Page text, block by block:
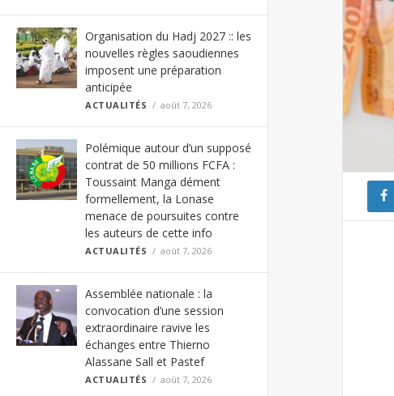
Organisation du Hadj 2027 :: les
nouvelles règles saoudiennes
imposent une préparation
anticipée
ACTUALITÉS août 7, 2026
Polémique autour d’un supposé
contrat de 50 millions FCFA :
Toussaint Manga dément
formellement, la Lonase
menace de poursuites contre
les auteurs de cette info
ACTUALITÉS août 7, 2026
Assemblée nationale : la
convocation d’une session
extraordinaire ravive les
échanges entre Thierno
Alassane Sall et Pastef
ACTUALITÉS août 7, 2026